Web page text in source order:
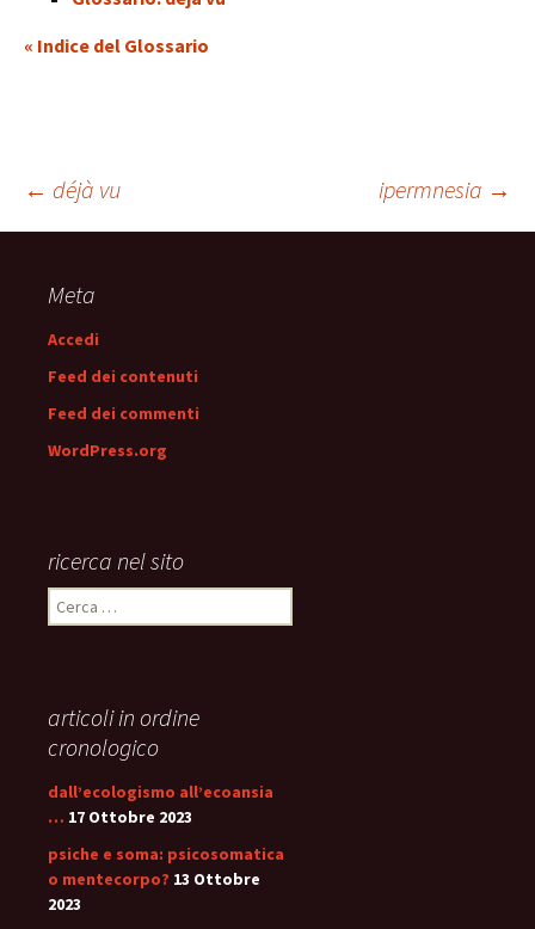
« Indice del Glossario
Navigazione
articolo
← déjà vu ipermnesia →
Meta
Accedi
Feed dei contenuti
Feed dei commenti
WordPress.org
ricerca nel sito
Ricerca
per:
articoli in ordine
cronologico
dall’ecologismo all’ecoansia
… 17 Ottobre 2023
psiche e soma: psicosomatica
o mentecorpo? 13 Ottobre
2023